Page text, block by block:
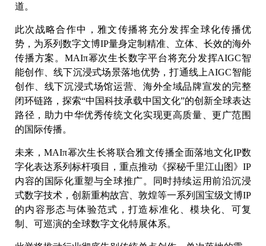
道。
此次战略合作中，雅文传播将充分发挥全球化传播优
势，为系列数字文博IP量身定制精准、立体、长效的海外
传播方案。MAIπ幂次生长数字平台将充分发挥AIGC智
能创作、线下沉浸式场景落地优势，打通线上AIGC智能
创作、线下沉浸式场馆运营、海外全域品牌宣发的完整
闭环链路，探索“中国科技承载中国文化”的创新全球表达
路径，助力中华优秀传统文化实现更高质量、更广范围
的国际传播。
未来，MAIπ幂次生长将联合雅文传播全面落地文化IP数
字化表达系列标杆项目，重点推动《探秘千里江山图》IP
内容的国际化重塑与全球推广。同时持续运用前沿沉浸
式数字技术，创新重构故宫、敦煌等一系列国宝级文博IP
的内容形态与体验范式，打造标准化、模块化、可复
制、可巡演的全球数字文化特展体系。